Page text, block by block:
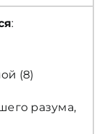
:
(8)
разума,